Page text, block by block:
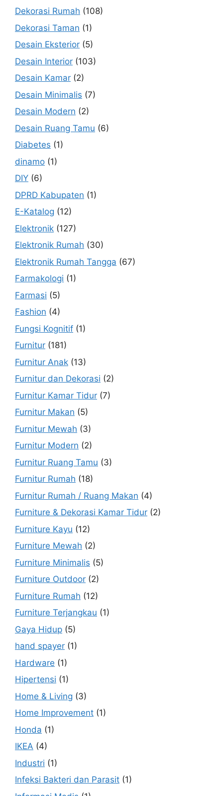
Dekorasi Rumah (108)
Dekorasi Taman (1)
Desain Eksterior (5)
Desain Interior (103)
Desain Kamar (2)
Desain Minimalis (7)
Desain Modern (2)
Desain Ruang Tamu (6)
Diabetes (1)
dinamo (1)
DIY (6)
DPRD Kabupaten (1)
E-Katalog (12)
Elektronik (127)
Elektronik Rumah (30)
Elektronik Rumah Tangga (67)
Farmakologi (1)
Farmasi (5)
Fashion (4)
Fungsi Kognitif (1)
Furnitur (181)
Furnitur Anak (13)
Furnitur dan Dekorasi (2)
Furnitur Kamar Tidur (7)
Furnitur Makan (5)
Furnitur Mewah (3)
Furnitur Modern (2)
Furnitur Ruang Tamu (3)
Furnitur Rumah (18)
Furnitur Rumah / Ruang Makan (4)
Furniture & Dekorasi Kamar Tidur (2)
Furniture Kayu (12)
Furniture Mewah (2)
Furniture Minimalis (5)
Furniture Outdoor (2)
Furniture Rumah (12)
Furniture Terjangkau (1)
Gaya Hidup (5)
hand spayer (1)
Hardware (1)
Hipertensi (1)
Home & Living (3)
Home Improvement (1)
Honda (1)
IKEA (4)
Industri (1)
Infeksi Bakteri dan Parasit (1)